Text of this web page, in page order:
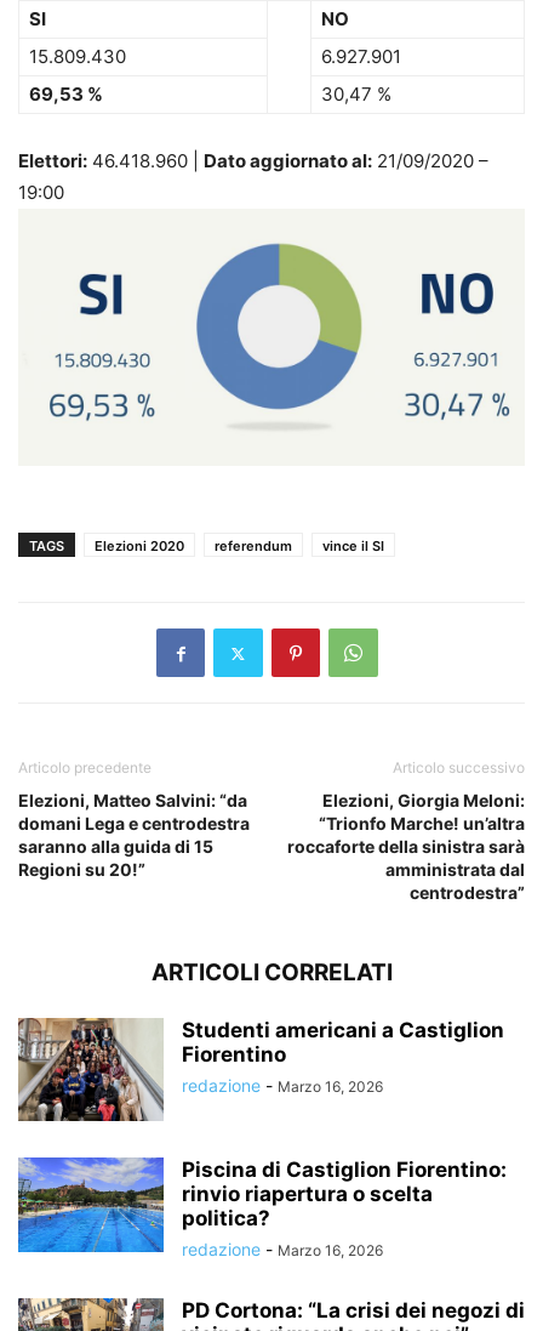
SI
NO
15.809.430
6.927.901
69,53 %
30,47 %
Elettori: 46.418.960 | Dato aggiornato al: 21/09/2020 –
19:00
TAGS Elezioni 2020 referendum vince il SI
Articolo precedente
Elezioni, Matteo Salvini: “da
domani Lega e centrodestra
saranno alla guida di 15
Regioni su 20!”
Articolo successivo
Elezioni, Giorgia Meloni:
“Trionfo Marche! un’altra
roccaforte della sinistra sarà
amministrata dal
centrodestra”
ARTICOLI CORRELATI
Studenti americani a Castiglion
Fiorentino
redazione - Marzo 16, 2026
Piscina di Castiglion Fiorentino:
rinvio riapertura o scelta
politica?
redazione - Marzo 16, 2026
PD Cortona: “La crisi dei negozi di